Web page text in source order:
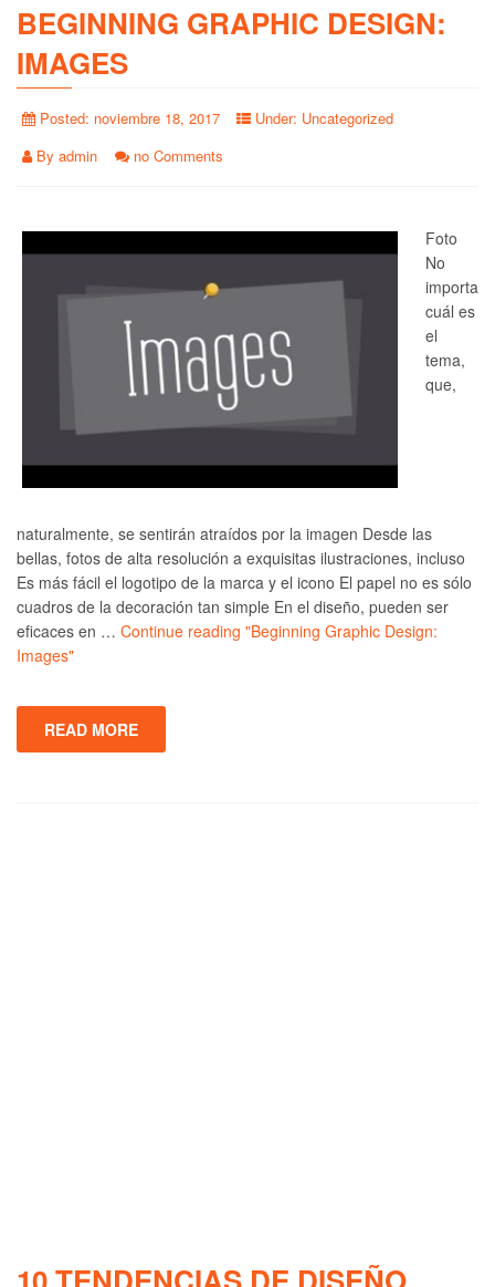
BEGINNING GRAPHIC DESIGN:
IMAGES
Posted: noviembre 18, 2017 Under: Uncategorized
By admin no Comments
Foto
No
importa
cuál es
el
tema,
que,
naturalmente, se sentirán atraídos por la imagen Desde las
bellas, fotos de alta resolución a exquisitas ilustraciones, incluso
Es más fácil el logotipo de la marca y el icono El papel no es sólo
cuadros de la decoración tan simple En el diseño, pueden ser
eficaces en … Continue reading "Beginning Graphic Design:
Images"
READ MORE